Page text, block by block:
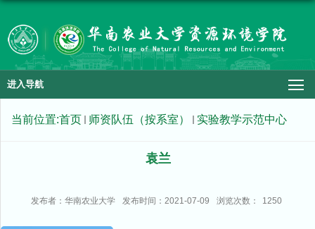
进入导航
当前位置:首页 师资队伍（按系室） 实验教学示范中心
袁兰
发布者：华南农业大学 发布时间：2021-07-09 浏览次数： 1250